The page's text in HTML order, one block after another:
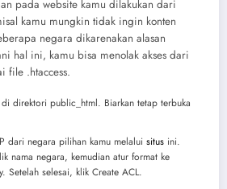
pada website kamu dilakukan dari
kamu mungkin tidak ingin konten
negara dikarenakan alasan
hal ini, kamu bisa menolak akses dari
file .htaccess.
direktori public_html. Biarkan tetap terbuka
dari negara pilihan kamu melalui situs ini.
nama negara, kemudian atur format ke
Setelah selesai, klik Create ACL.